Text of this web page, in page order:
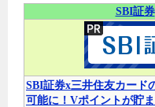
SBI証券
SBI証券x三井住友カード
可能に！Vポイントが貯ま